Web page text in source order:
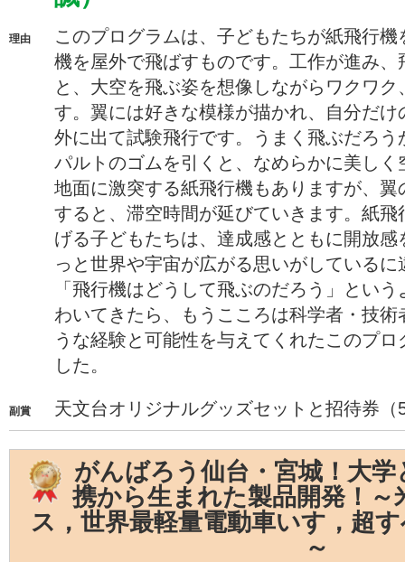
理由
このプログラムは、子どもたちが紙飛行
機を屋外で飛ばすものです。工作が進み
と、大空を飛ぶ姿を想像しながらワクワ
す。翼には好きな模様が描かれ、自分だ
外に出て試験飛行です。うまく飛ぶだろ
パルトのゴムを引くと、なめらかに美し
地面に激突する紙飛行機もありますが、
すると、滞空時間が延びていきます。紙
げる子どもたちは、達成感とともに開放
っと世界や宇宙が広がる思いがしている
「飛行機はどうして飛ぶのだろう」とい
わいてきたら、もうこころは科学者・技
うな経験と可能性を与えてくれたこのプ
した。
副賞 天文台オリジナルグッズセットと招待券（
がんばろう仙台・宮城！大
携から生まれた製品開発！
ス，世界最軽量電動車いす，超
～